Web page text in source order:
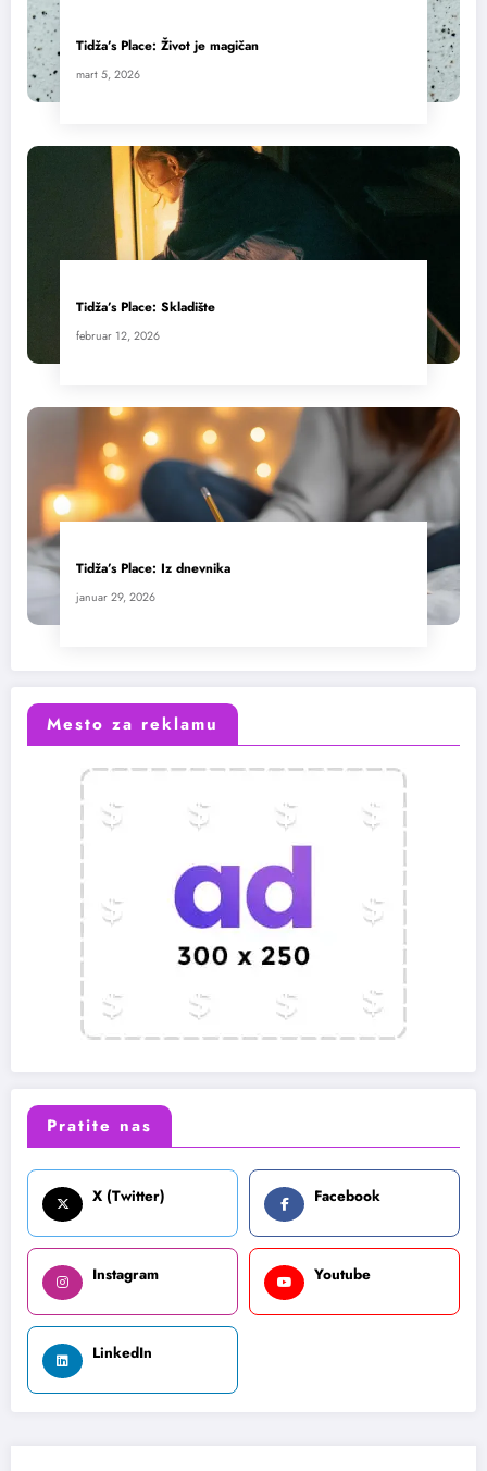
Tidža’s Place: Život je magičan
mart 5, 2026
Tidža’s Place: Skladište
februar 12, 2026
Tidža’s Place: Iz dnevnika
januar 29, 2026
Mesto za reklamu
Pratite nas
X (Twitter) Facebook
Instagram Youtube
LinkedIn